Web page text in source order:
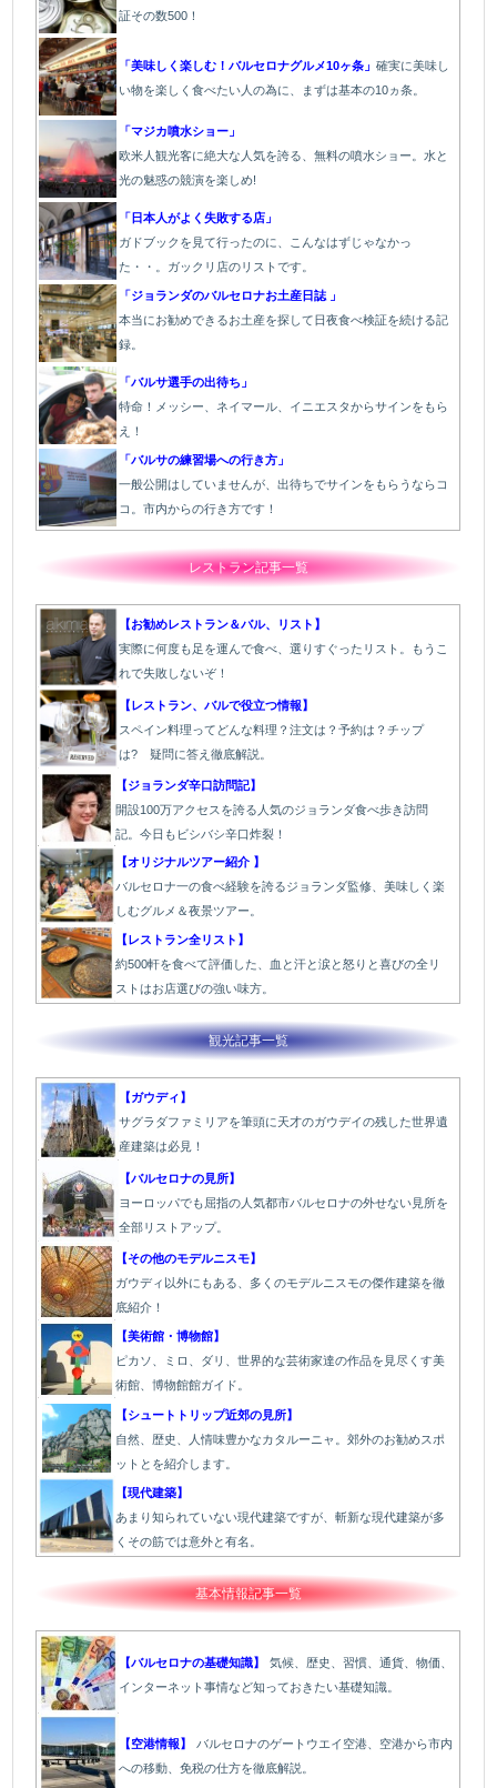
証その数500！
「美味しく楽しむ！バルセロナグルメ10ヶ条」確実に美味し
い物を楽しく食べたい人の為に、まずは基本の10ヵ条。
「マジカ噴水ショー」
欧米人観光客に絶大な人気を誇る、無料の噴水ショー。水と
光の魅惑の競演を楽しめ!
「日本人がよく失敗する店」
ガドブックを見て行ったのに、こんなはずじゃなかっ
た・・。ガックリ店のリストです。
「ジョランダのバルセロナお土産日誌 」
本当にお勧めできるお土産を探して日夜食べ検証を続ける記
録。
「バルサ選手の出待ち」
特命！メッシー、ネイマール、イニエスタからサインをもら
え！
「バルサの練習場への行き方」
一般公開はしていませんが、出待ちでサインをもらうならコ
コ。市内からの行き方です！
レストラン記事一覧
【お勧めレストラン＆バル、リスト】
実際に何度も足を運んで食べ、選りすぐったリスト。もうこ
れで失敗しないぞ！
【レストラン、バルで役立つ情報】
スペイン料理ってどんな料理？注文は？予約は？チップ
は? 疑問に答え徹底解説。
【ジョランダ辛口訪問記】
開設100万アクセスを誇る人気のジョランダ食べ歩き訪問
記。今日もビシバシ辛口炸裂！
【オリジナルツアー紹介 】
バルセロナ一の食べ経験を誇るジョランダ監修、美味しく楽
しむグルメ＆夜景ツアー。
【レストラン全リスト】
約500軒を食べて評価した、血と汗と涙と怒りと喜びの全リ
ストはお店選びの強い味方。
観光記事一覧
【ガウディ】
サグラダファミリアを筆頭に天才のガウデイの残した世界遺
産建築は必見！
【バルセロナの見所】
ヨーロッパでも屈指の人気都市バルセロナの外せない見所を
全部リストアップ。
【その他のモデルニスモ】
ガウディ以外にもある、多くのモデルニスモの傑作建築を徹
底紹介！
【美術館・博物館】
ピカソ、ミロ、ダリ、世界的な芸術家達の作品を見尽くす美
術館、博物館館ガイド。
【シュートトリップ近郊の見所】
自然、歴史、人情味豊かなカタルーニャ。郊外のお勧めスポ
ットとを紹介します。
【現代建築】
あまり知られていない現代建築ですが、斬新な現代建築が多
くその筋では意外と有名。
基本情報記事一覧
【バルセロナの基礎知識】
気候、歴史、習慣、通貨、物価、
インターネット事情など知っておきたい基礎知識。
【空港情報】
バルセロナのゲートウエイ空港、空港から市内
への移動、免税の仕方を徹底解説。